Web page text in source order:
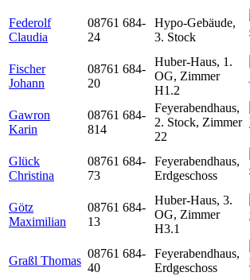
Federolf
Claudia
08761 684-
24
Hypo-Gebäude,
3. Stock
Fischer
Johann
08761 684-
20
Huber-Haus, 1.
OG, Zimmer
H1.2
Gawron
Karin
08761 684-
814
Feyerabendhaus,
2. Stock, Zimmer
22
Glück
Christina
08761 684-
73
Feyerabendhaus,
Erdgeschoss
Götz
Maximilian
08761 684-
13
Huber-Haus, 3.
OG, Zimmer
H3.1
Graßl Thomas
08761 684-
40
Feyerabendhaus,
Erdgeschoss